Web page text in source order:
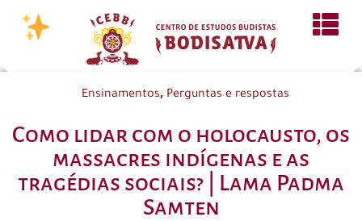
Ensinamentos, Perguntas e respostas
Como lidar com o holocausto, os
massacres indígenas e as
tragédias sociais? | Lama Padma
Samten